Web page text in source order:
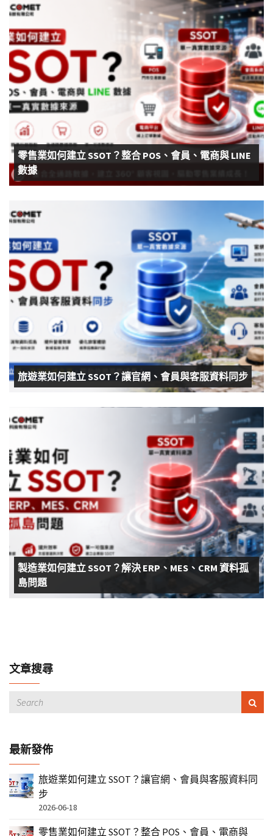
零售業如何建立 SSOT？整合 POS、會員、電商與 LINE
數據
旅遊業如何建立 SSOT？讓官網、會員與客服資料同步
製造業如何建立 SSOT？解決 ERP、MES、CRM 資料孤
島問題
文章搜尋
最新發佈
旅遊業如何建立 SSOT？讓官網、會員與客服資料同
步
2026-06-18
零售業如何建立 SSOT？整合 POS、會員、電商與